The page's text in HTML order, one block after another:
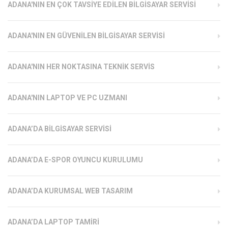
ADANA'NIN EN ÇOK TAVSIYE EDILEN BILGISAYAR SERVISI
ADANA'NIN EN GÜVENILEN BILGISAYAR SERVISI
ADANA'NIN HER NOKTASINA TEKNIK SERVIS
ADANA'NIN LAPTOP VE PC UZMANI
ADANA’DA BILGISAYAR SERVISI
ADANA’DA E-SPOR OYUNCU KURULUMU
ADANA’DA KURUMSAL WEB TASARIM
ADANA’DA LAPTOP TAMIRI